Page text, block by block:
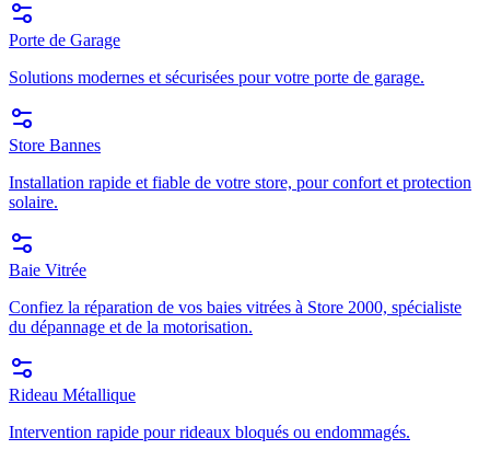
Porte de Garage
Solutions modernes et sécurisées pour votre porte de garage.
Store Bannes
Installation rapide et fiable de votre store, pour confort et protection
solaire.
Baie Vitrée
Confiez la réparation de vos baies vitrées à Store 2000, spécialiste
du dépannage et de la motorisation.
Rideau Métallique
Intervention rapide pour rideaux bloqués ou endommagés.